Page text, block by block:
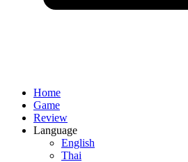
Home
Game
Review
Language
English
Thai